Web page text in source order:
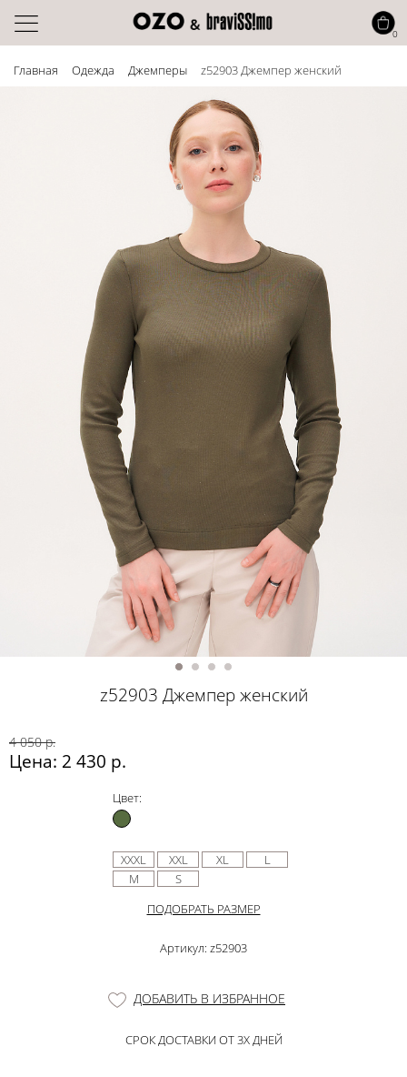
Главная Одежда Джемперы z52903 Джемпер женский
z52903 Джемпер женский
4 050 р.
Цена: 2 430 р.
Цвет:
XXXL XXL XL
L
M
S
ПОДОБРАТЬ РАЗМЕР
Артикул: z52903
ДОБАВИТЬ В ИЗБРАННОЕ
СРОК ДОСТАВКИ ОТ 3Х ДНЕЙ
0